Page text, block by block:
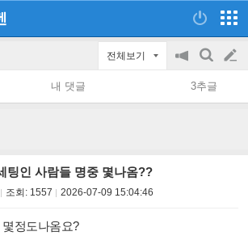
전체보기
공
on/off
검
색
글
쓰
내 댓글 3추글
팅인 사람들 명중 몇나옴??
조회: 1557 2026-07-09 15:04:46
정도나옴요?